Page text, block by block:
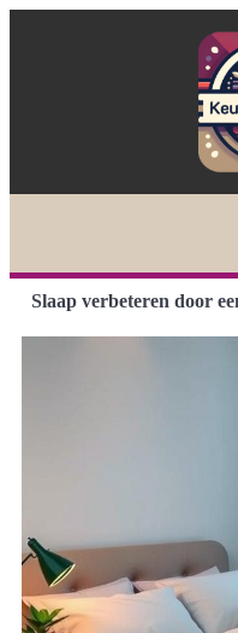
Slaap verbeteren door